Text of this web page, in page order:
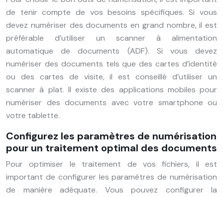
de tenir compte de vos besoins spécifiques. Si vous
devez numériser des documents en grand nombre, il est
préférable d’utiliser un scanner à alimentation
automatique de documents (ADF). Si vous devez
numériser des documents tels que des cartes d’identité
ou des cartes de visite, il est conseillé d’utiliser un
scanner à plat. Il existe des applications mobiles pour
numériser des documents avec votre smartphone ou
votre tablette.
Configurez les paramètres de numérisation
pour un traitement optimal des documents
Pour optimiser le traitement de vos fichiers, il est
important de configurer les paramètres de numérisation
de manière adéquate. Vous pouvez configurer la